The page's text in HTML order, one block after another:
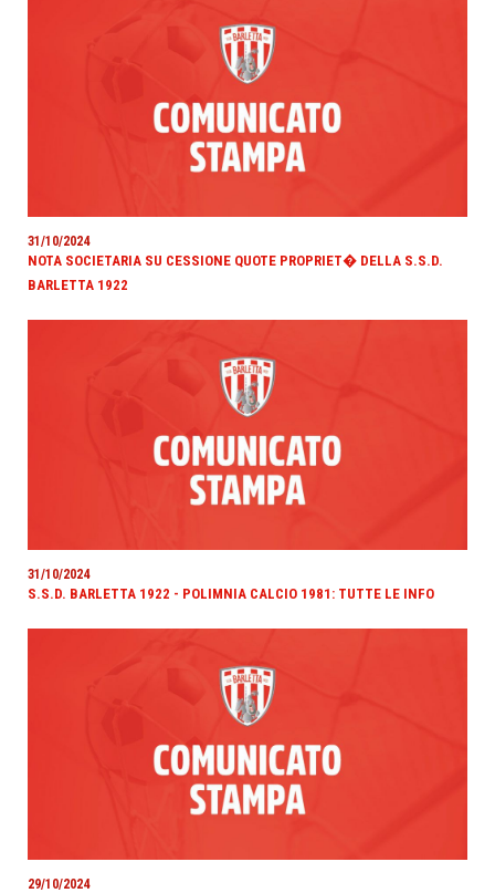
31/10/2024
NOTA SOCIETARIA SU CESSIONE QUOTE PROPRIET� DELLA S.S.D.
BARLETTA 1922
31/10/2024
S.S.D. BARLETTA 1922 - POLIMNIA CALCIO 1981: TUTTE LE INFO
29/10/2024